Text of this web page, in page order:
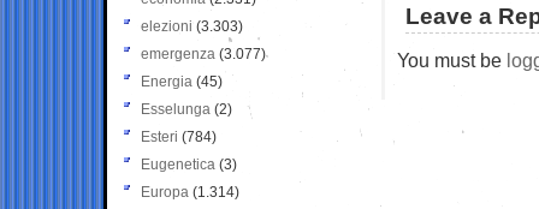
Leave a
You must be
elezioni (3.303)
emergenza (3.077)
Energia (45)
Esselunga (2)
Esteri (784)
Eugenetica (3)
Europa (1.314)